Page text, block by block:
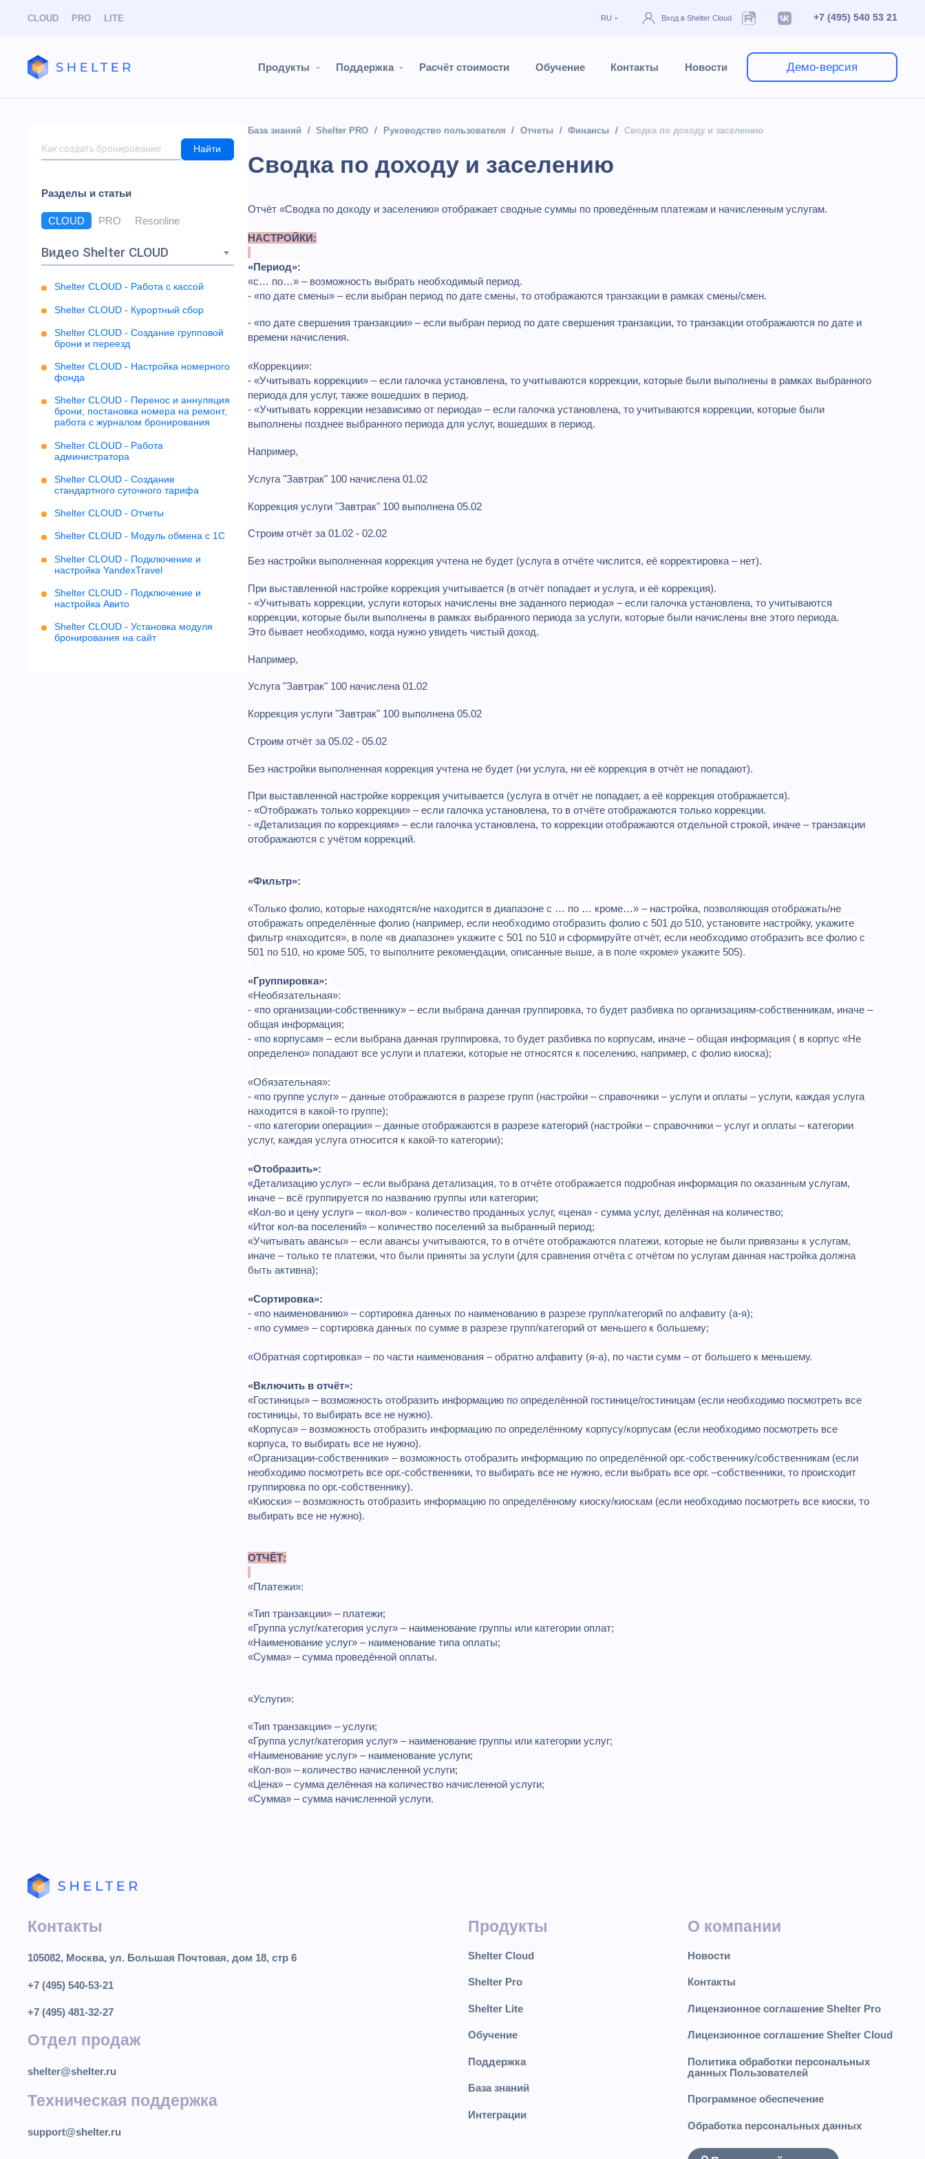
CLOUD PRO LITE RU Вход в Shelter Cloud +7 (495) 540 53 21
Продукты Поддержка Расчёт стоимости Обучение Контакты Новости Демо-версия
Найти
Разделы и статьи
CLOUD PRO Resonline
Видео Shelter CLOUD
Shelter CLOUD - Работа с кассой
Shelter CLOUD - Курортный сбор
Shelter CLOUD - Создание групповой
брони и переезд
Shelter CLOUD - Настройка номерного
фонда
Shelter CLOUD - Перенос и аннуляция
брони, постановка номера на ремонт,
работа с журналом бронирования
Shelter CLOUD - Работа
администратора
Shelter CLOUD - Создание
стандартного суточного тарифа
Shelter CLOUD - Отчеты
Shelter CLOUD - Модуль обмена с 1С
Shelter CLOUD - Подключение и
настройка YandexTravel
Shelter CLOUD - Подключение и
настройка Авито
Shelter CLOUD - Установка модуля
бронирования на сайт
База знаний Shelter PRO Руководство пользователя Отчеты Финансы Сводка по доходу и заселению
Сводка по доходу и заселению
Отчёт «Сводка по доходу и заселению» отображает сводные суммы по проведённым платежам и начисленным услугам.
НАСТРОЙКИ:
«Период»:
«с… по…» – возможность выбрать необходимый период.
- «по дате смены» – если выбран период по дате смены, то отображаются транзакции в рамках смены/смен.
- «по дате свершения транзакции» – если выбран период по дате свершения транзакции, то транзакции отображаются по дате и
времени начисления.
«Коррекции»:
- «Учитывать коррекции» – если галочка установлена, то учитываются коррекции, которые были выполнены в рамках выбранного
периода для услуг, также вошедших в период.
- «Учитывать коррекции независимо от периода» – если галочка установлена, то учитываются коррекции, которые были
выполнены позднее выбранного периода для услуг, вошедших в период.
Например,
Услуга "Завтрак" 100 начислена 01.02
Коррекция услуги "Завтрак" 100 выполнена 05.02
Строим отчёт за 01.02 - 02.02
Без настройки выполненная коррекция учтена не будет (услуга в отчёте числится, её корректировка – нет).
При выставленной настройке коррекция учитывается (в отчёт попадает и услуга, и её коррекция).
- «Учитывать коррекции, услуги которых начислены вне заданного периода» – если галочка установлена, то учитываются
коррекции, которые были выполнены в рамках выбранного периода за услуги, которые были начислены вне этого периода.
Это бывает необходимо, когда нужно увидеть чистый доход.
Например,
Услуга "Завтрак" 100 начислена 01.02
Коррекция услуги "Завтрак" 100 выполнена 05.02
Строим отчёт за 05.02 - 05.02
Без настройки выполненная коррекция учтена не будет (ни услуга, ни её коррекция в отчёт не попадают).
При выставленной настройке коррекция учитывается (услуга в отчёт не попадает, а её коррекция отображается).
- «Отображать только коррекции» – если галочка установлена, то в отчёте отображаются только коррекции.
- «Детализация по коррекциям» – если галочка установлена, то коррекции отображаются отдельной строкой, иначе – транзакции
отображаются с учётом коррекций.
«Фильтр»:
«Только фолио, которые находятся/не находится в диапазоне с … по … кроме…» – настройка, позволяющая отображать/не
отображать определённые фолио (например, если необходимо отобразить фолио с 501 до 510, установите настройку, укажите
фильтр «находится», в поле «в диапазоне» укажите с 501 по 510 и сформируйте отчёт, если необходимо отобразить все фолио с
501 по 510, но кроме 505, то выполните рекомендации, описанные выше, а в поле «кроме» укажите 505).
«Группировка»:
«Необязательная»:
- «по организации-собственнику» – если выбрана данная группировка, то будет разбивка по организациям-собственникам, иначе –
общая информация;
- «по корпусам» – если выбрана данная группировка, то будет разбивка по корпусам, иначе – общая информация ( в корпус «Не
определено» попадают все услуги и платежи, которые не относятся к поселению, например, с фолио киоска);
«Обязательная»:
- «по группе услуг» – данные отображаются в разрезе групп (настройки – справочники – услуги и оплаты – услуги, каждая услуга
находится в какой-то группе);
- «по категории операции» – данные отображаются в разрезе категорий (настройки – справочники – услуг и оплаты – категории
услуг, каждая услуга относится к какой-то категории);
«Отобразить»:
«Детализацию услуг» – если выбрана детализация, то в отчёте отображается подробная информация по оказанным услугам,
иначе – всё группируется по названию группы или категории;
«Кол-во и цену услуг» –«кол-во» - количество проданных услуг, «цена» - сумма услуг, делённая на количество;
«Итог кол-ва поселений» – количество поселений за выбранный период;
«Учитывать авансы» – если авансы учитываются, то в отчёте отображаются платежи, которые не были привязаны к услугам,
иначе – только те платежи, что были приняты за услуги (для сравнения отчёта с отчётом по услугам данная настройка должна
быть активна);
«Сортировка»:
- «по наименованию» – сортировка данных по наименованию в разрезе групп/категорий по алфавиту (а-я);
- «по сумме» – сортировка данных по сумме в разрезе групп/категорий от меньшего к большему;
«Обратная сортировка» – по части наименования – обратно алфавиту (я-а), по части сумм – от большего к меньшему.
«Включить в отчёт»:
«Гостиницы» – возможность отобразить информацию по определённой гостинице/гостиницам (если необходимо посмотреть все
гостиницы, то выбирать все не нужно).
«Корпуса» – возможность отобразить информацию по определённому корпусу/корпусам (если необходимо посмотреть все
корпуса, то выбирать все не нужно).
«Организации-собственники» – возможность отобразить информацию по определённой орг.-собственнику/собственникам (если
необходимо посмотреть все орг.-собственники, то выбирать все не нужно, если выбрать все орг. –собственники, то происходит
группировка по орг.-собственнику).
«Киоски» – возможность отобразить информацию по определённому киоску/киоскам (если необходимо посмотреть все киоски, то
выбирать все не нужно).
ОТЧЁТ:
«Платежи»:
«Тип транзакции» – платежи;
«Группа услуг/категория услуг» – наименование группы или категории оплат;
«Наименование услуг» – наименование типа оплаты;
«Сумма» – сумма проведённой оплаты.
«Услуги»:
«Тип транзакции» – услуги;
«Группа услуг/категория услуг» – наименование группы или категории услуг;
«Наименование услуг» – наименование услуги;
«Кол-во» – количество начисленной услуги;
«Цена» – сумма делённая на количество начисленной услуги;
«Сумма» – сумма начисленной услуги.
Продукты
Shelter Cloud
Shelter Pro
Shelter Lite
Обучение
Поддержка
База знаний
Интеграции
О компании
Новости
Контакты
Лицензионное соглашение Shelter Pro
Лицензионное соглашение Shelter Cloud
Политика обработки персональных
данных Пользователей
Программное обеспечение
Обработка персональных данных
Контакты
105082, Москва, ул. Большая Почтовая, дом 18, стр 6
+7 (495) 540-53-21
+7 (495) 481-32-27
Отдел продаж
shelter@shelter.ru
Техническая поддержка
support@shelter.ru